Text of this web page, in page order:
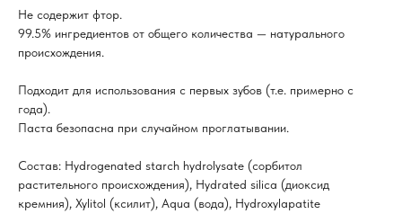
Не содержит фтор.
99.5% ингредиентов от общего количества — натурального
происхождения.
Подходит для использования с первых зубов (т.е. примерно с
года).
Паста безопасна при случайном проглатывании.
Состав: Hydrogenated starch hydrolysate (сорбитол
растительного происхождения), Hydrated silica (диоксид
кремния), Xylitol (ксилит), Aqua (вода), Hydroxylapatite